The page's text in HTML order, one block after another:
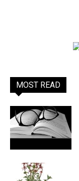
MOST READ